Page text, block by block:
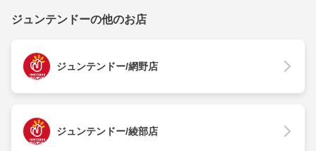
ジュンテンドーの他のお店
ジュンテンドー/網野店
ジュンテンドー/綾部店